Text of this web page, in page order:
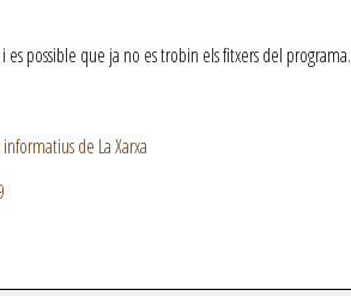
possible que ja no es trobin els fitxers del programa.
de La Xarxa